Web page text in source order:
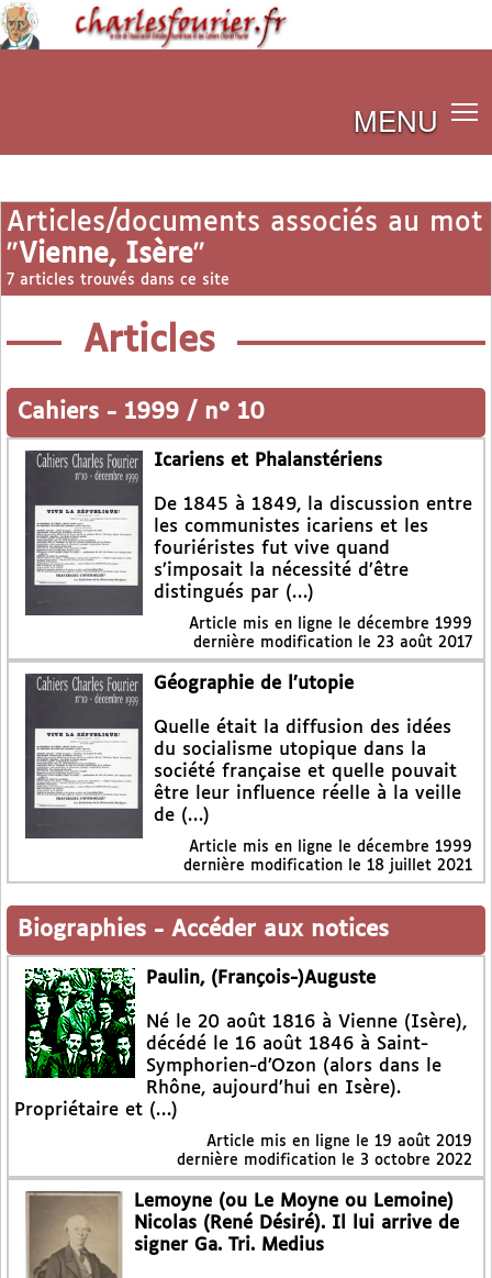
MENU
Articles/documents associés au mot
"Vienne, Isère"
7 articles trouvés dans ce site
Articles
Cahiers - 1999 / n° 10
Icariens et Phalanstériens
De 1845 à 1849, la discussion entre
les communistes icariens et les
fouriéristes fut vive quand
s’imposait la nécessité d’être
distingués par (…)
Article mis en ligne le décembre 1999
dernière modification le 23 août 2017
Géographie de l’utopie
Quelle était la diffusion des idées
du socialisme utopique dans la
société française et quelle pouvait
être leur influence réelle à la veille
de (…)
Article mis en ligne le décembre 1999
dernière modification le 18 juillet 2021
Biographies - Accéder aux notices
Paulin, (François-)Auguste
Né le 20 août 1816 à Vienne (Isère),
décédé le 16 août 1846 à Saint-
Symphorien-d’Ozon (alors dans le
Rhône, aujourd’hui en Isère).
Propriétaire et (…)
Article mis en ligne le 19 août 2019
dernière modification le 3 octobre 2022
Lemoyne (ou Le Moyne ou Lemoine)
Nicolas (René Désiré). Il lui arrive de
signer Ga. Tri. Medius